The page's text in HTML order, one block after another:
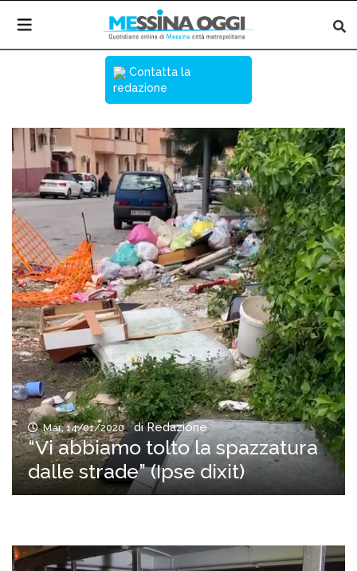
Contatta la
redazione
Mar, 14/01/2020 di Redazione
“Vi abbiamo tolto la spazzatura
dalle strade” (Ipse dixit)